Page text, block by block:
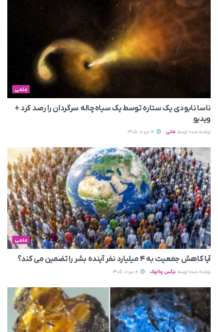
علمی
ناسا نابودی یک ستاره توسط یک سیاه‌چاله سرگردان را رصد کرد +
ویدیو
نوشته شده توسط مانی
علمی
آیا کاهش جمعیت به ۴ میلیارد نفر آینده بشر را تضمین می‌ کند؟
نوشته شده توسط نرگس چالوک